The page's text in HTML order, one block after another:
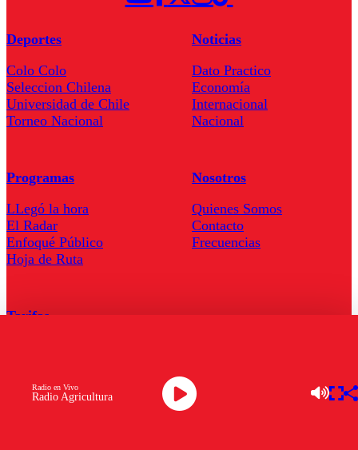
Radio Agricultura
Radio en Vivo
Deportes
Colo Colo
Seleccion Chilena
Universidad de Chile
Torneo Nacional
Noticias
Dato Practico
Economía
Internacional
Nacional
Programas
LLegó la hora
El Radar
Enfoqué Público
Hoja de Ruta
Nosotros
Quienes Somos
Contacto
Frecuencias
Tarifas